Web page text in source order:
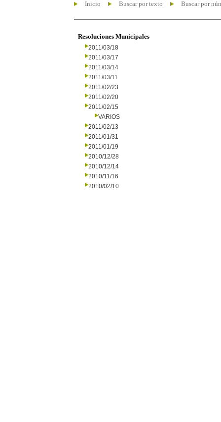
Inicio Buscar por texto Buscar por
Resoluciones Municipales
2011/03/18
2011/03/17
2011/03/14
2011/03/11
2011/02/23
2011/02/20
2011/02/15
VARIOS
2011/02/13
2011/01/31
2011/01/19
2010/12/28
2010/12/14
2010/11/16
2010/02/10